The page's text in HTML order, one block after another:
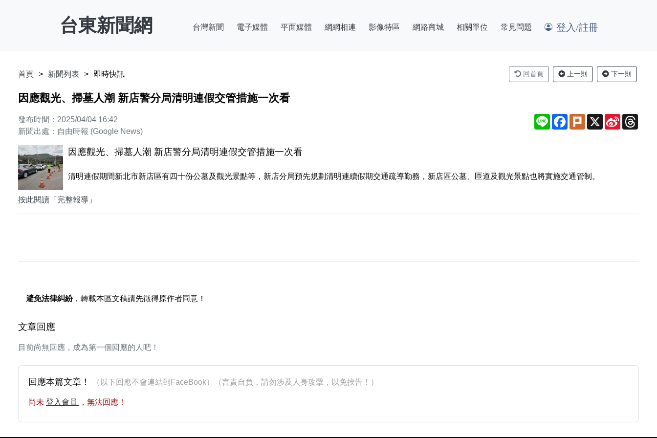
台東新聞網 台灣新聞 電子媒體 平面媒體 網網相連 影像特區 網路商城 相關單位 常見問題 登入/註冊
首頁 新聞列表 即時快訊 回首頁 上一則 下一則
因應觀光、掃墓人潮 新店警分局清明連假交管措施一次看
發布時間：2025/04/04 16:42
新聞出處：自由時報 (Google News)
Line Facebook
Plurk X
Sina
Weibo
因應觀光、掃墓人潮 新店警分局清明連假交管措施一次看
清明連假期間新北市新店區有四十份公墓及觀光景點等，新店分局預先規劃清明連續假期交通疏導勤務，新店區公墓、匝道及觀光景點也將實施交通管制。
按此閱讀「完整報導」
避免法律糾紛，轉載本區文稿請先徵得原作者同意！
文章回應
目前尚無回應，成為第一個回應的人吧！
回應本篇文章！ （以下回應不會連結到FaceBook）（言責自負，請勿涉及人身攻擊，以免挨告！）
尚未 登入會員 ，無法回應！